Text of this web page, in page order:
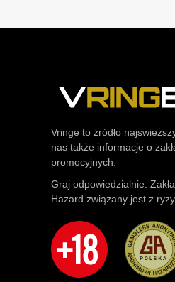
Vringe to źródło
nas także informacje o
promocyjnych.
Graj odpowiedzialnie.
Hazard związany jest z